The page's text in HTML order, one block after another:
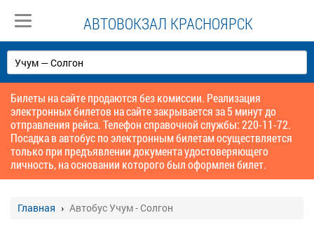
АВТОВОКЗАЛ КРАСНОЯРСК
Билеты на сайте продаются без комиссии. Реализация
электронных билетов на сайте закрывается за 5 минут до
отправления рейса. Телефон справочной службы: 220-11-72.
Посадка в автобус по электронным билетам осуществляется
только при предъявлении документа удостоверяющего
личность, на основании которого был оформлен билет.
Главная Автобус Учум - Солгон